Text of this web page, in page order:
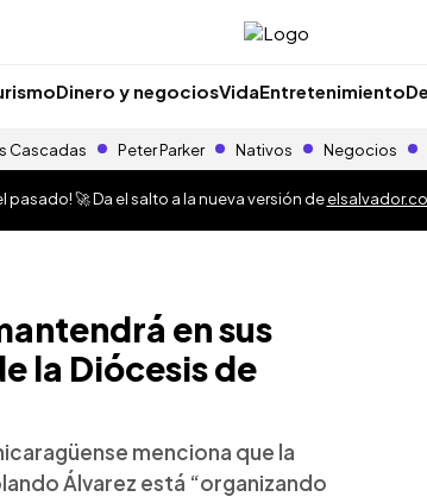
Dinero y negociosVidaEntretenimiento
Cascadas Peter Parker Nativos Negocios
pasado! 🚀 Da el salto a la nueva versión de
en sus
la Diócesis de
menciona que la
Álvarez está “organizando